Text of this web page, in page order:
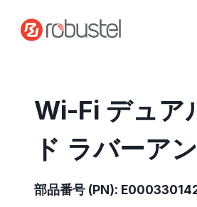
Wi-Fi デュア
ド ラバーア
部品番号 (PN):